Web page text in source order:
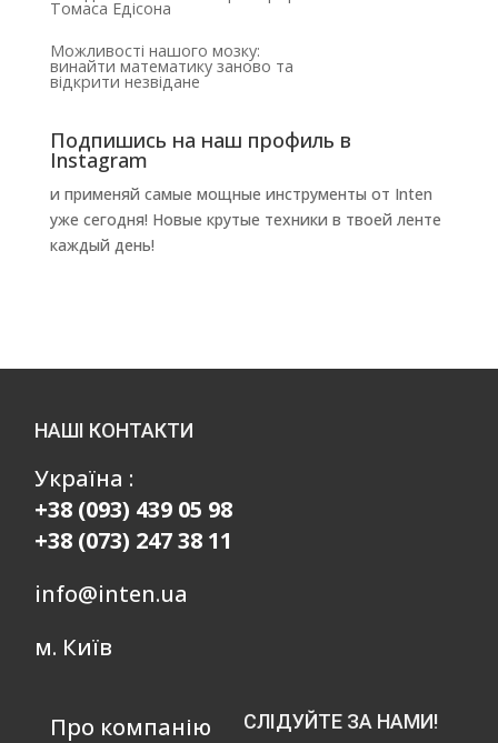
Томаса Едісона
Можливості нашого мозку:
винайти математику заново та
відкрити незвідане
Подпишись на наш профиль в
Instagram
и применяй самые мощные инструменты от Inten
уже сегодня! Новые крутые техники в твоей ленте
каждый день!
НАШІ КОНТАКТИ
Україна :
+38 (093) 439 05 98
+38 (073) 247 38 11
info@inten.ua
м. Київ
Про компанію
СЛІДУЙТЕ ЗА НАМИ!